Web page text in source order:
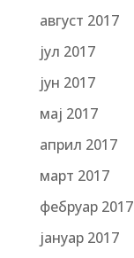
август 2017
јул 2017
јун 2017
мај 2017
април 2017
март 2017
фебруар 2017
јануар 2017